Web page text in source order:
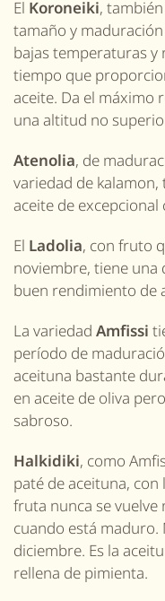
El Koroneiki,
tamaño y
bajas temperaturas y
tiempo que
aceite. Da el máximo
una altitud no
Atenolia, de
variedad de kalamon,
aceite de excepcional
El Ladolia, con fruto
noviembre, tiene
buen rendimiento de
La variedad Amfissi
período de
aceituna bastante
en aceite de oliva
sabroso.
Halkidiki, como
paté de aceituna,
fruta nunca se
cuando está
diciembre. Es la
rellena de pimienta.